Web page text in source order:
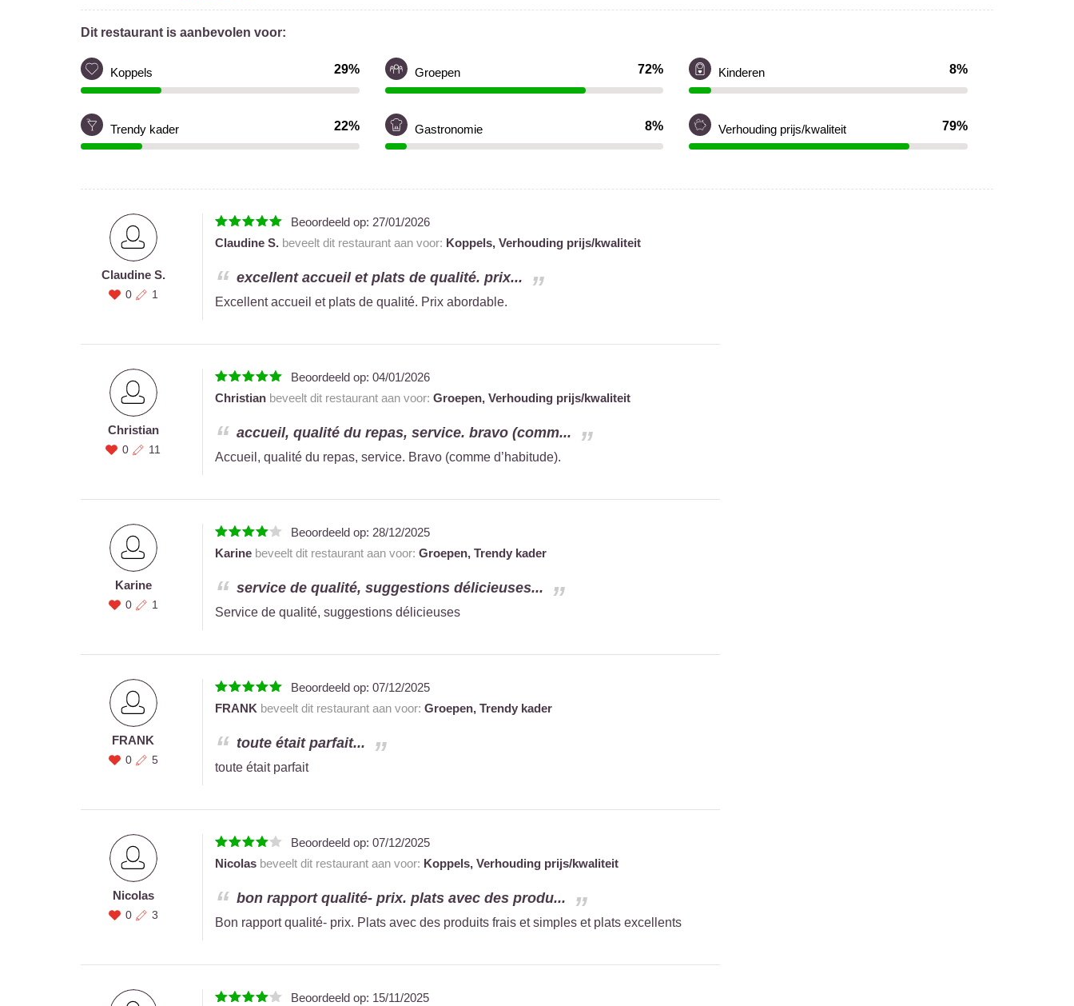
Dit restaurant is aanbevolen voor:
Koppels 29% Groepen 72% Kinderen 8%
Trendy kader 22% Gastronomie 8% Verhouding prijs/kwaliteit 79%
Claudine S.
0 1
Beoordeeld op: 27/01/2026
Claudine S.beveelt dit restaurant aan voor: Koppels, Verhouding prijs/kwaliteit
excellent accueil et plats de qualité. prix...
Excellent accueil et plats de qualité. Prix abordable.
Christian
0 11
Beoordeeld op: 04/01/2026
Christianbeveelt dit restaurant aan voor: Groepen, Verhouding prijs/kwaliteit
accueil, qualité du repas, service. bravo (comm...
Accueil, qualité du repas, service. Bravo (comme d’habitude).
Karine
0 1
Beoordeeld op: 28/12/2025
Karinebeveelt dit restaurant aan voor: Groepen, Trendy kader
service de qualité, suggestions délicieuses...
Service de qualité, suggestions délicieuses
FRANK
0 5
Beoordeeld op: 07/12/2025
FRANK beveelt dit restaurant aan voor: Groepen, Trendy kader
toute était parfait...
toute était parfait
Nicolas
0 3
Beoordeeld op: 07/12/2025
Nicolasbeveelt dit restaurant aan voor: Koppels, Verhouding prijs/kwaliteit
bon rapport qualité- prix. plats avec des produ...
Bon rapport qualité- prix. Plats avec des produits frais et simples et plats excellents
Beoordeeld op: 15/11/2025